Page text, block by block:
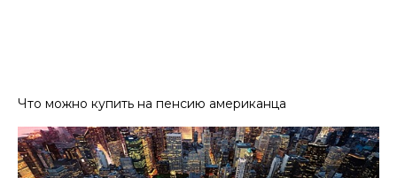
Что можно купить на пенсию американца